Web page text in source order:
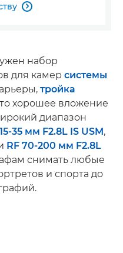

набор
для камер системы
тройка
хорошее вложение
диапазон
35 мм F2.8L IS USM,
RF 70-200 мм F2.8L
снимать любые
и спорта до